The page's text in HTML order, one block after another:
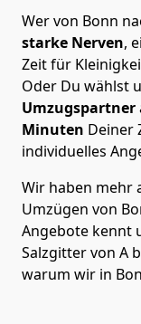
Wer von Bonn
starke Nerven,
Zeit für
Oder Du wählst
Umzugspartner
Minuten Deiner
individuelles
Wir haben mehr
Umzügen von
Angebote kennt
Salzgitter von A
warum wir in